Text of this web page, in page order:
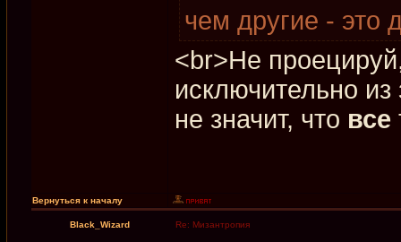
чем другие - это
<br>Не
исключительно
не значит, что все
Вернуться к началу
Black_Wizard Re: Мизантропия